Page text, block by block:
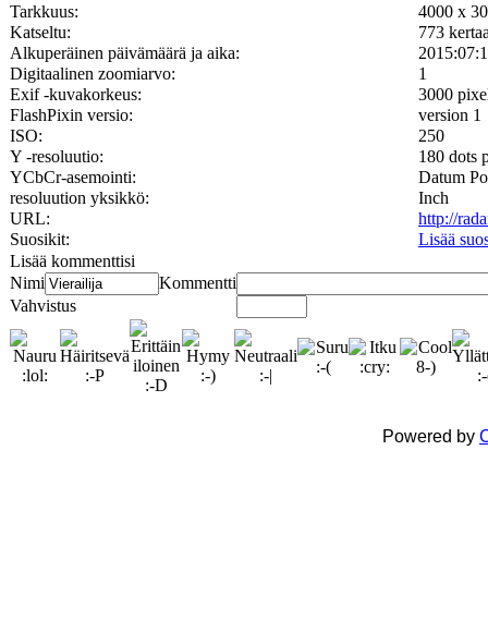
Tarkkuus:
4000 x
Katseltu:
773
Alkuperäinen päivämäärä ja aika:
Digitaalinen zoomiarvo:
1
Exif -kuvakorkeus:
3000
FlashPixin versio:
version 1
ISO:
250
Y -resoluutio:
180 dots
YCbCr-asemointi:
Datum
resoluution yksikkö:
Inch
URL:
http://
Suosikit:
Lisää
Lisää kommenttisi
Nimi
Kommentti
Vahvistus
Powered by